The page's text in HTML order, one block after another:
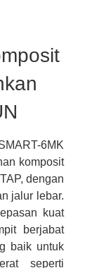
6MK
komposit
dengan
jalur lebar.
kuat
berjabat
baik untuk
seperti